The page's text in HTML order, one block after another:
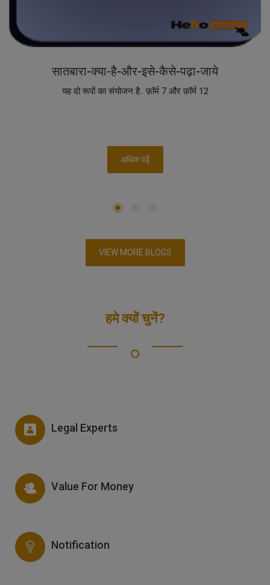
सातबारा-क्या-है-और-इसे-कैसे-पढ़ा-जाये
यह दो रूपों का संयोजन है.. फ़ॉर्म 7 और फ़ॉर्म 12
अधिक पढ़ें
VIEW MORE BLOGS
हमे क्यों चुनें?
Legal Experts
Value For Money
Notification